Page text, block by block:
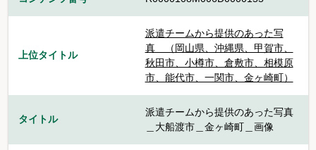
上位タイトル
派遣チームから提供のあった写
真 （岡山県、沖縄県、甲賀市、
秋田市、小樽市、倉敷市、相模原
市、能代市、一関市、金ヶ崎町）
タイトル
派遣チームから提供のあった写真
＿大船渡市＿金ヶ崎町＿画像